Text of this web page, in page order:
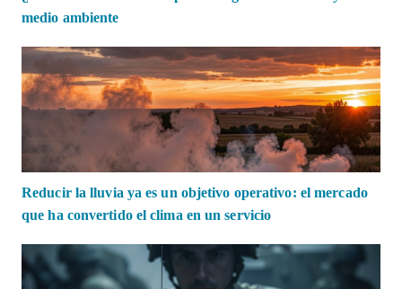
medio ambiente
Reducir la lluvia ya es un objetivo operativo: el mercado
que ha convertido el clima en un servicio